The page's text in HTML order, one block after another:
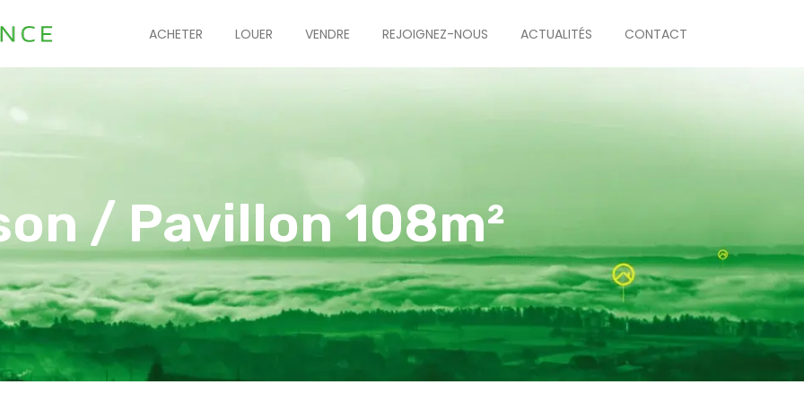
ACHETER LOUER VENDRE REJOIGNEZ-NOUS ACTUALITÉS CONTACT
/ Pavillon 108m²